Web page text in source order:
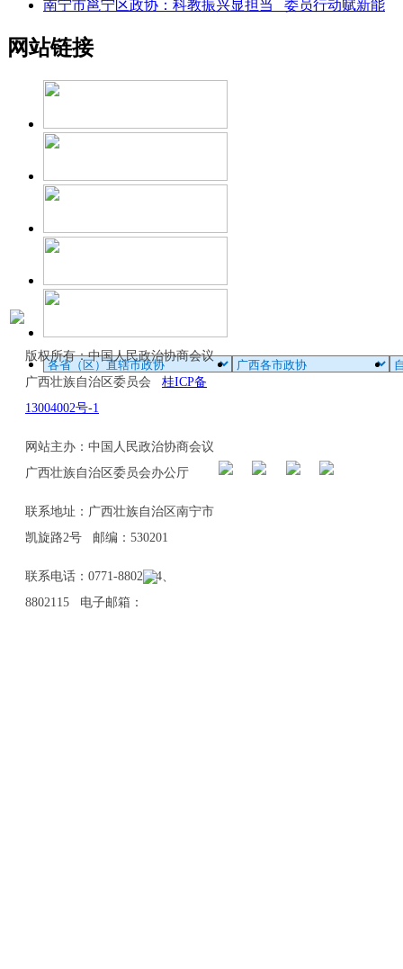
南宁市邕宁区政协：科教振兴显担当 委员行动赋新能
网站链接
版权所有：中国人民政治协商会议
广西壮族自治区委员会 桂ICP备
13004002号-1
网站主办：中国人民政治协商会议
广西壮族自治区委员会办公厅
联系地址：广西壮族自治区南宁市
凯旋路2号 邮编：530201
联系电话：0771-8802114、
8802115 电子邮箱：